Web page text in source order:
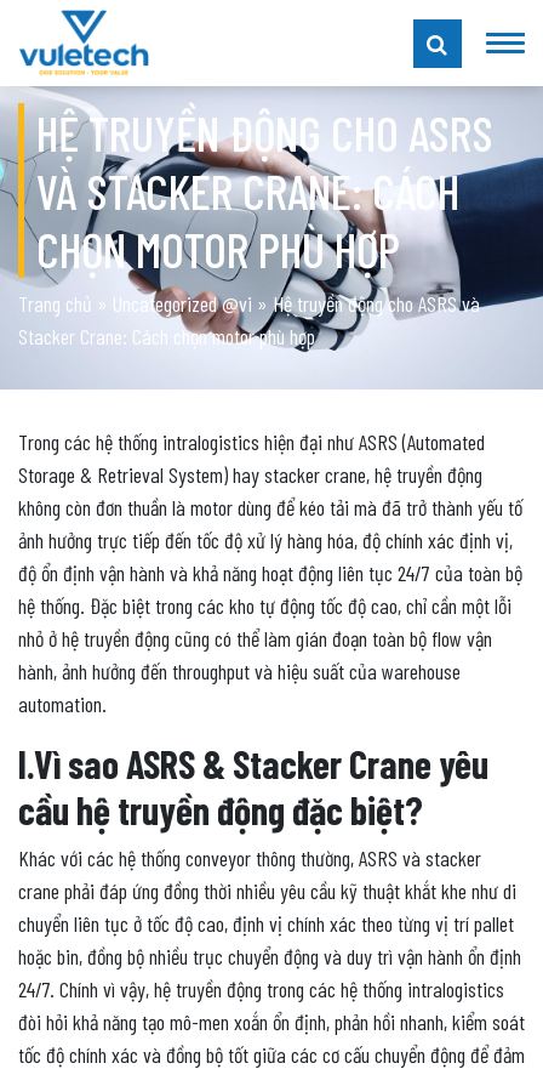
HỆ TRUYỀN ĐỘNG CHO ASRS
VÀ STACKER CRANE: CÁCH
CHỌN MOTOR PHÙ HỢP
Trang chủ » Uncategorized @vi » Hệ truyền động cho ASRS và
Stacker Crane: Cách chọn motor phù hợp
Trong các hệ thống intralogistics hiện đại như ASRS (Automated
Storage & Retrieval System) hay stacker crane, hệ truyền động
không còn đơn thuần là motor dùng để kéo tải mà đã trở thành yếu tố
ảnh hưởng trực tiếp đến tốc độ xử lý hàng hóa, độ chính xác định vị,
độ ổn định vận hành và khả năng hoạt động liên tục 24/7 của toàn bộ
hệ thống. Đặc biệt trong các kho tự động tốc độ cao, chỉ cần một lỗi
nhỏ ở hệ truyền động cũng có thể làm gián đoạn toàn bộ flow vận
hành, ảnh hưởng đến throughput và hiệu suất của warehouse
automation.
I.Vì sao ASRS & Stacker Crane yêu
cầu hệ truyền động đặc biệt?
Khác với các hệ thống conveyor thông thường, ASRS và stacker
crane phải đáp ứng đồng thời nhiều yêu cầu kỹ thuật khắt khe như di
chuyển liên tục ở tốc độ cao, định vị chính xác theo từng vị trí pallet
hoặc bin, đồng bộ nhiều trục chuyển động và duy trì vận hành ổn định
24/7. Chính vì vậy, hệ truyền động trong các hệ thống intralogistics
đòi hỏi khả năng tạo mô-men xoắn ổn định, phản hồi nhanh, kiểm soát
tốc độ chính xác và đồng bộ tốt giữa các cơ cấu chuyển động để đảm